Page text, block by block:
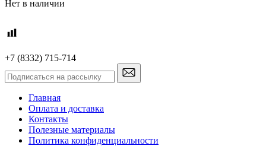
Нет в наличии
+7 (8332) 715-714
Главная
Оплата и доставка
Контакты
Полезные материалы
Политика конфиденциальности